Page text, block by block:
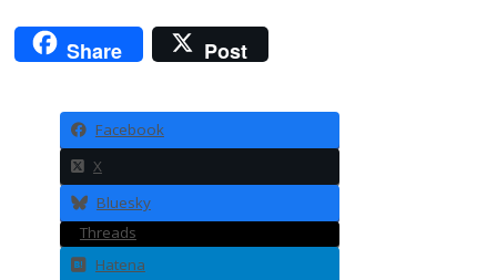
Share Post
Facebook
X
Bluesky
Threads
Hatena